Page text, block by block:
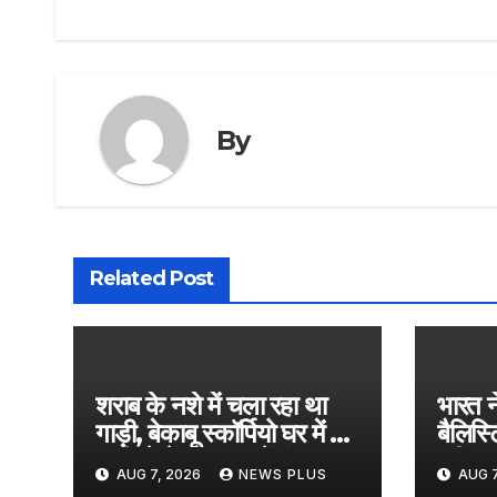
By
Related Post
शराब के नशे में चला रहा था
गाड़ी, बेकाबू स्कॉर्पियो घर में जा
घुसी; देखें CCTV में मंजर​on
August 6, 2026 at
AUG 7, 2026 NEWS PLUS
भारत
सिंह ने
AUG